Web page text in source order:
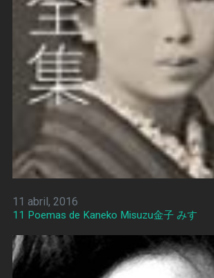
11 abril, 2016
11 Poemas de Kaneko Misuzu金子 みすゞ